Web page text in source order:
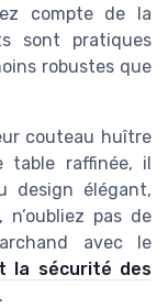
compte de la
sont pratiques
robustes que
couteau huître
table raffinée, il
design élégant,
pas de
avec le
la sécurité des